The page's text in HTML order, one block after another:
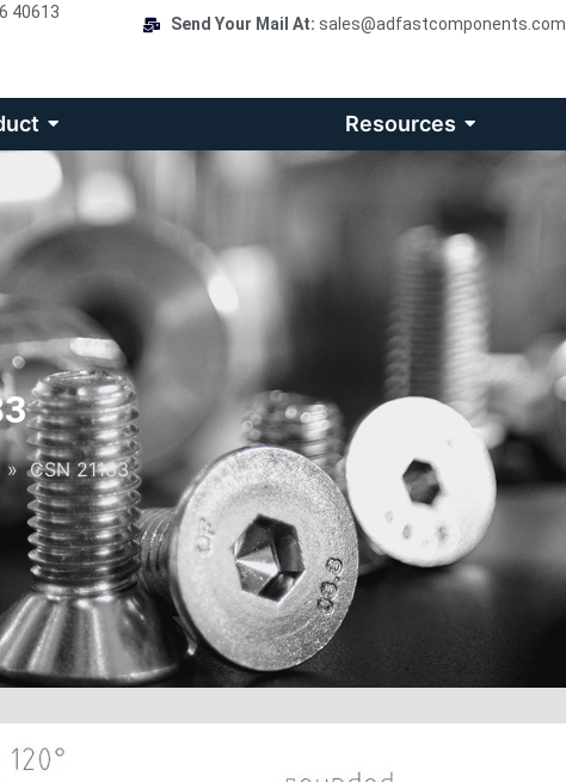
40613
Send Your Mail At: sales@adfastcomponents.com
Resources
» CSN 21183